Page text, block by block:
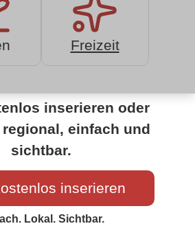
Freizeit
inserieren oder
einfach und
sichtbar.
inserieren
Lokal. Sichtbar.